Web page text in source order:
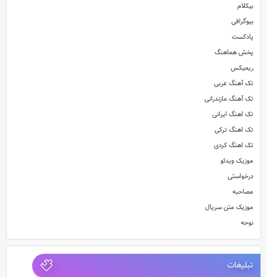
بیکلام
بیوگرافی
پادکست
پخش هماهنگ
ریمیکس
تک آهنگ عربی
تک آهنگ مازندرانی
تک اهنگ ایرانی
تک اهنگ ترکی
تک اهنگ کردی
موزیک ویدئو
درخواستی
مصاحبه
موزیک متن سریال
نوحه
تبلیغات